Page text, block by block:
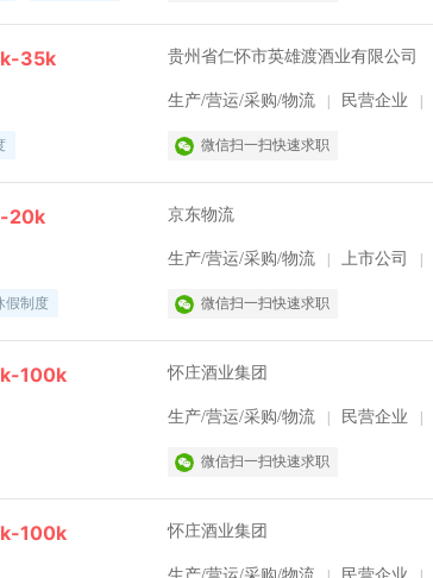
35k 贵州省仁怀市英雄渡酒业有限公司
生产/营运/采购/物流 民营企业
微信扫一扫快速求职
20k 京东物流
假制度
生产/营运/采购/物流 上市公司
微信扫一扫快速求职
100k 怀庄酒业集团
生产/营运/采购/物流 民营企业
微信扫一扫快速求职
100k 怀庄酒业集团